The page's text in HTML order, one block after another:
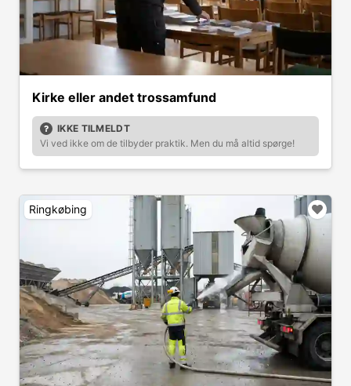
Kirke eller andet trossamfund
IKKE TILMELDT
Vi ved ikke om de tilbyder praktik. Men du må altid spørge!
Ringkøbing